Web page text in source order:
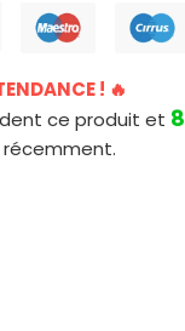
! 🔥
ce produit et 8
récemment.